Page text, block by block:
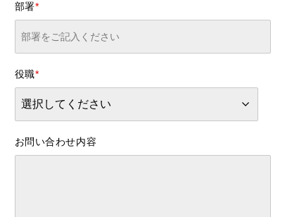
部署*
役職*
お問い合わせ内容